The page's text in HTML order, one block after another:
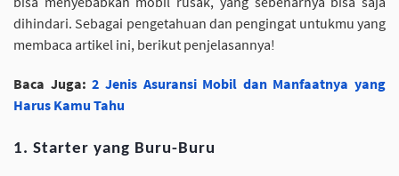
dihindari. Sebagai pengetahuan dan pengingat untukmu yang
membaca artikel ini, berikut penjelasannya!
Baca Juga:2 Jenis Asuransi Mobil dan Manfaatnya yang
Harus Kamu Tahu
1. Starter yang Buru-Buru